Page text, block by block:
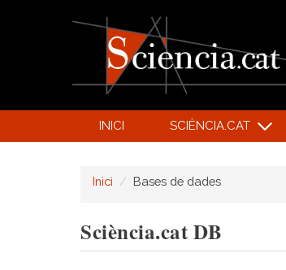
INICI SCIÈNCIA.CAT
Inici Bases de dades
Sciència.cat DB